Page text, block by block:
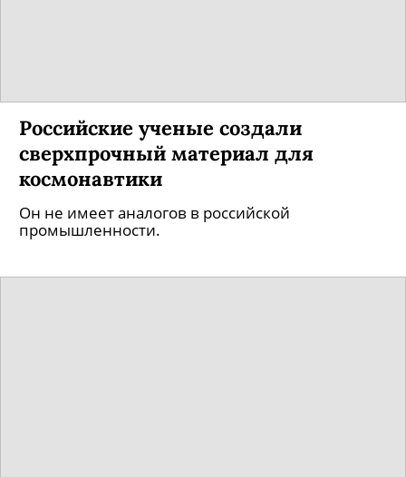
Российские ученые создали
сверхпрочный материал для
космонавтики
Он не имеет аналогов в российской
промышленности.